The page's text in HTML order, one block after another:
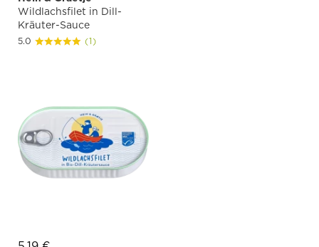
Wildlachsfilet in Dill-
Kräuter-Sauce
5.0 (1)